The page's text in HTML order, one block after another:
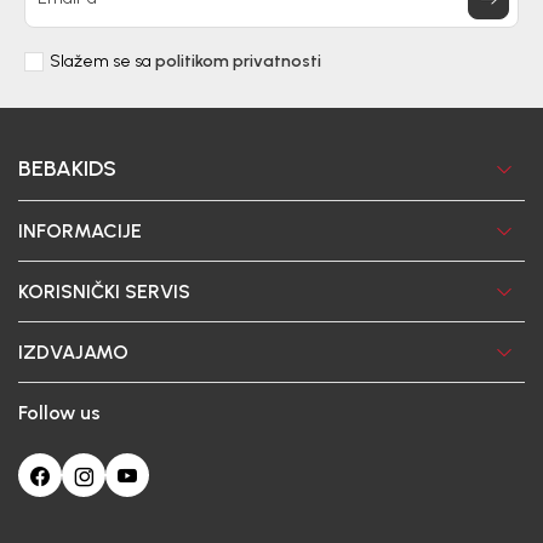
Slažem se sa politikom privatnosti
BEBAKIDS
INFORMACIJE
KORISNIČKI SERVIS
IZDVAJAMO
Follow us